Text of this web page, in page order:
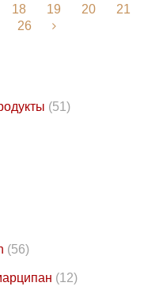
18 19 20
21
26
(51)
(56)
(12)